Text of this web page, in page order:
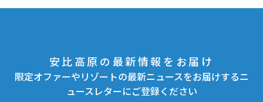
安比高原の最新情報をお届け
限定オファーやリゾートの最新ニュースをお届けするニ
ュースレターにご登録ください